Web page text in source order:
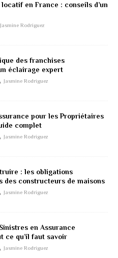
en France : conseils d’un
Jasmine Rodriguez
des franchises
éclairage expert
Jasmine Rodriguez
pour les Propriétaires
complet
Jasmine Rodriguez
: les obligations
des constructeurs de maisons
Jasmine Rodriguez
en Assurance
ce qu’il faut savoir
Jasmine Rodriguez